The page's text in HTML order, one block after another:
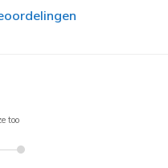
too